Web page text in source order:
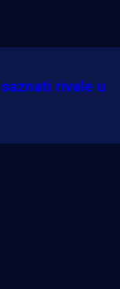
saznati rivale u